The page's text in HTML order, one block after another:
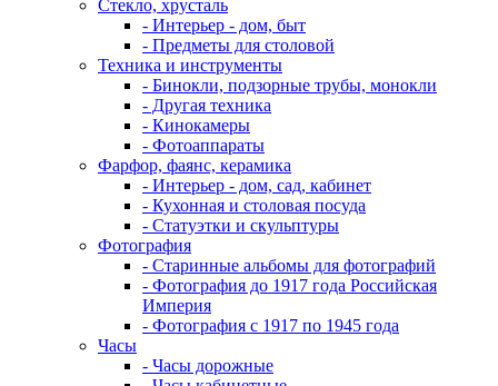
Стекло, хрусталь
- Интерьер - дом, быт
- Предметы для столовой
Техника и инструменты
- Бинокли, подзорные трубы, монокли
- Другая техника
- Кинокамеры
- Фотоаппараты
Фарфор, фаянс, керамика
- Интерьер - дом, сад, кабинет
- Кухонная и столовая посуда
- Статуэтки и скульптуры
Фотография
- Старинные альбомы для фотографий
- Фотография до 1917 года Российская
Империя
- Фотография с 1917 по 1945 года
Часы
- Часы дорожные